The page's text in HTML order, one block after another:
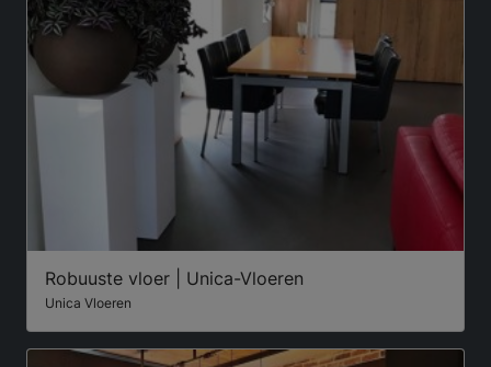
Robuuste vloer | Unica-Vloeren
Unica Vloeren